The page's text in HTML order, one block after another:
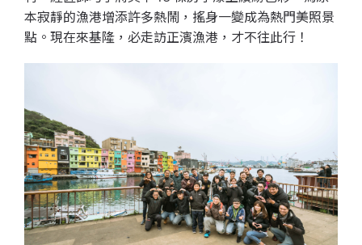
本寂靜的漁港增添許多熱鬧，搖身一變成為熱門美照景
點。現在來基隆，必走訪正濱漁港，才不往此行！